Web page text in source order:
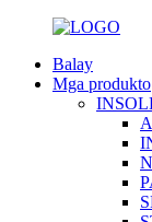
Balay
Mga produkto